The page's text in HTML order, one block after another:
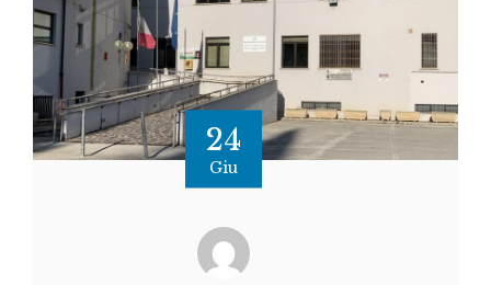
24
Giu